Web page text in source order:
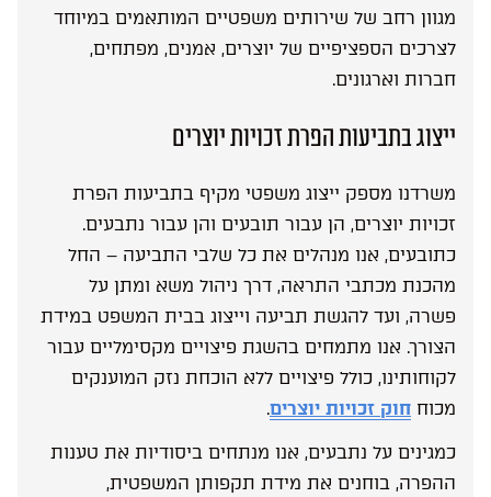
מגוון רחב של שירותים משפטיים המותאמים במיוחד
לצרכים הספציפיים של יוצרים, אמנים, מפתחים,
חברות וארגונים.
ייצוג בתביעות הפרת זכויות יוצרים
משרדנו מספק ייצוג משפטי מקיף בתביעות הפרת
זכויות יוצרים, הן עבור תובעים והן עבור נתבעים.
כתובעים, אנו מנהלים את כל שלבי התביעה – החל
מהכנת מכתבי התראה, דרך ניהול משא ומתן על
פשרה, ועד להגשת תביעה וייצוג בבית המשפט במידת
הצורך. אנו מתמחים בהשגת פיצויים מקסימליים עבור
לקוחותינו, כולל פיצויים ללא הוכחת נזק המוענקים
מכוח חוק זכויות יוצרים.
כמגינים על נתבעים, אנו מנתחים ביסודיות את טענות
ההפרה, בוחנים את מידת תקפותן המשפטית,